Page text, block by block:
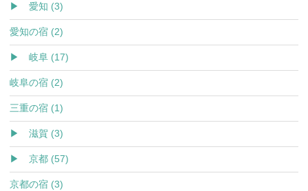
▶ 愛知 (3)
愛知の宿 (2)
▶ 岐阜 (17)
岐阜の宿 (2)
三重の宿 (1)
▶ 滋賀 (3)
▶ 京都 (57)
京都の宿 (3)